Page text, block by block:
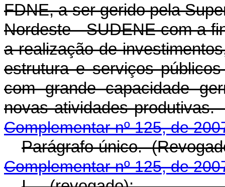
FDNE, a ser gerido pela
Nordeste - SUDENE com a
a realização de
estrutura e serviços
com grande capacidade
novas atividades
Complementar nº 125, de
Parágrafo único.
Complementar nº 125, de